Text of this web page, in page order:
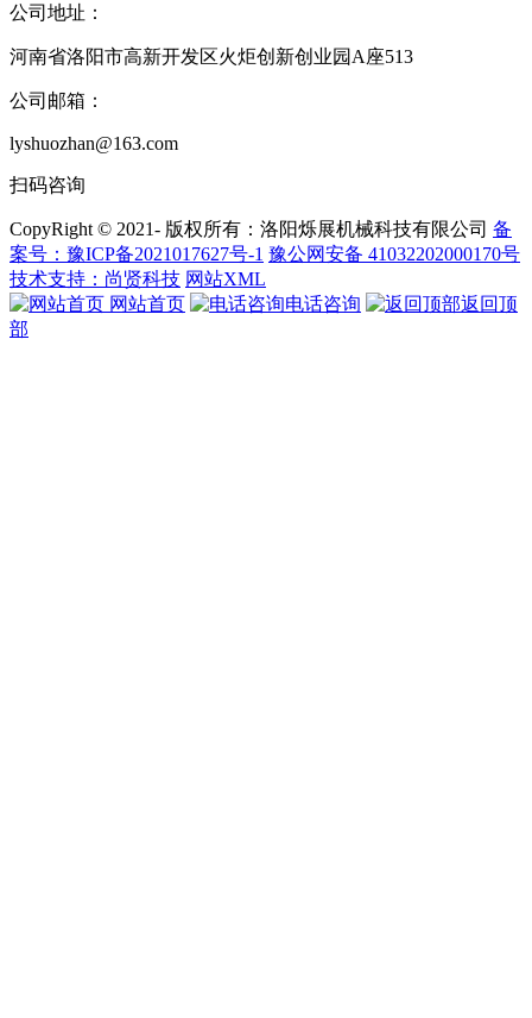
公司地址：
河南省洛阳市高新开发区火炬创新创业园A座513
公司邮箱：
lyshuozhan@163.com
扫码咨询
CopyRight © 2021- 版权所有：洛阳烁展机械科技有限公司 备
案号：豫ICP备2021017627号-1 豫公网安备 41032202000170号
技术支持：尚贤科技 网站XML
网站首页
电话咨询
返回顶
部